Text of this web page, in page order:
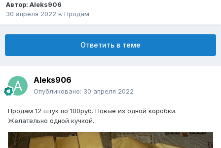
Автор: Aleks906
30 апреля 2022 в Продам
Ответить в теме
Aleks906
Опубликовано: 30 апреля 2022
Продам 12 штук по 100руб. Новые из одной коробки.
Желательно одной кучкой.